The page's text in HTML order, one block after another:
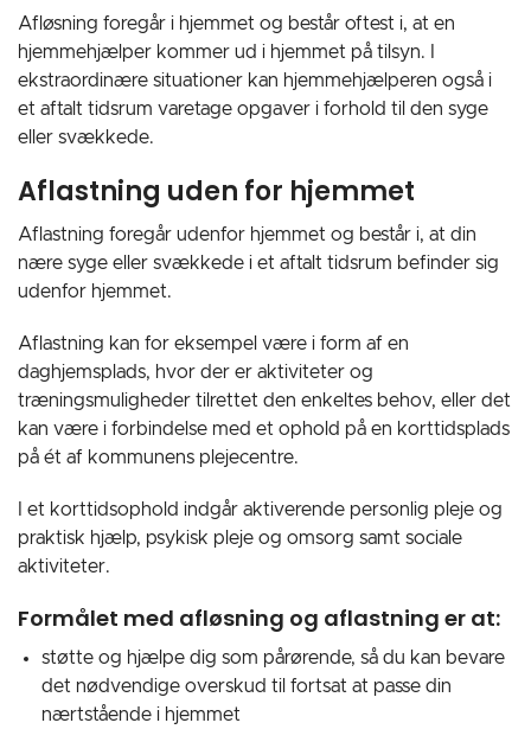
Afløsning foregår i hjemmet og består oftest i, at en
hjemmehjælper kommer ud i hjemmet på tilsyn. I
ekstraordinære situationer kan hjemmehjælperen også i
et aftalt tidsrum varetage opgaver i forhold til den syge
eller svækkede.
Aflastning uden for hjemmet
Aflastning foregår udenfor hjemmet og består i, at din
nære syge eller svækkede i et aftalt tidsrum befinder sig
udenfor hjemmet.
Aflastning kan for eksempel være i form af en
daghjemsplads, hvor der er aktiviteter og
træningsmuligheder tilrettet den enkeltes behov, eller det
kan være i forbindelse med et ophold på en korttidsplads
på ét af kommunens plejecentre.
I et korttidsophold indgår aktiverende personlig pleje og
praktisk hjælp, psykisk pleje og omsorg samt sociale
aktiviteter.
Formålet med afløsning og aflastning er at:
støtte og hjælpe dig som pårørende, så du kan bevare
det nødvendige overskud til fortsat at passe din
nærtstående i hjemmet